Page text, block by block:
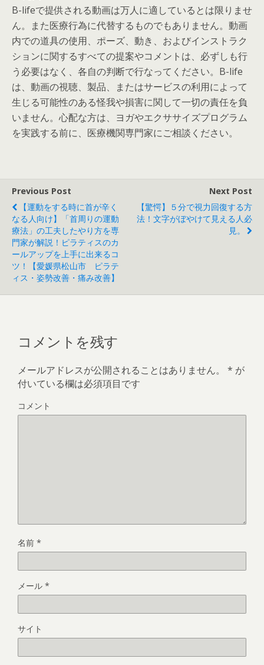
B-lifeで提供される動画は万人に適しているとは限りませ
ん。また医療行為に代替するものでもありません。動画
内での道具の使用、ポーズ、動き、およびインストラク
ションに関するすべての提案やコメントは、必ずしも行
う必要はなく、各自の判断で行なってください。B-life
は、動画の視聴、製品、またはサービスの利用によって
生じる可能性のある怪我や損害に関して一切の責任を負
いません。心配な方は、ヨガやエクササイズプログラム
を実践する前に、医療機関専門家にご相談ください。
Previous Post
【運動をする時に首が辛く
なる人向け】「首周りの運動
療法」の工夫したやり方を専
門家が解説！ピラティスのカ
ールアップを上手に出来るコ
ツ！【愛媛県松山市 ピラテ
ィス・姿勢改善・痛み改善】
Next Post
【驚愕】５分で視力回復する方
法！文字がぼやけて見える人必
見。
コメントを残す
メールアドレスが公開されることはありません。 * が
付いている欄は必須項目です
コメント
名前 *
メール *
サイト